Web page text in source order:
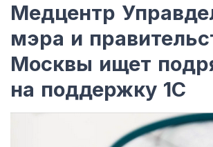
Медцентр
мэра и
Москвы ищет
на поддержку 1С